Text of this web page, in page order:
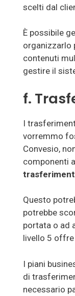
scelti dal
È possibile
organizzarlo
contenuti
gestire il
f.
I
vorremmo
Convesio,
componenti
Questo
potrebbe
portata o ad
livello 5
I piani
di
necessario